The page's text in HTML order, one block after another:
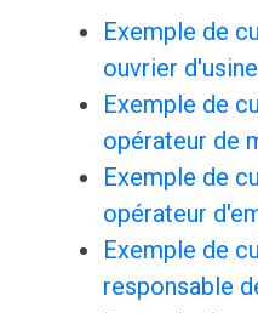
Exemple de
ouvrier d'usine
Exemple de
opérateur de
Exemple de
opérateur
Exemple de
responsable